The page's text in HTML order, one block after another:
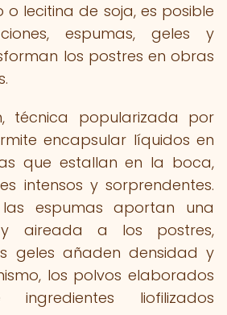
lecitina de soja, es posible
espumas, geles y
los postres en obras
técnica popularizada por
encapsular líquidos en
que estallan en la boca,
intensos y sorprendentes.
espumas aportan una
aireada a los postres,
geles añaden densidad y
los polvos elaborados
liofilizados